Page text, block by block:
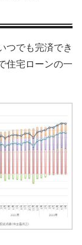
つでも完済でき
住宅ローンの一